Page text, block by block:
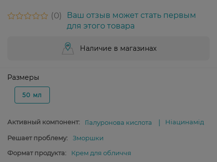
0
Ваш отзыв может стать первым
для этого товара
Наличие в магазинах
Размеры
50 мл
Активный компонент: Гіалуронова кислота Ніацинамід
Решает проблему:
Зморшки
Формат продукта:
Крем для обличчя